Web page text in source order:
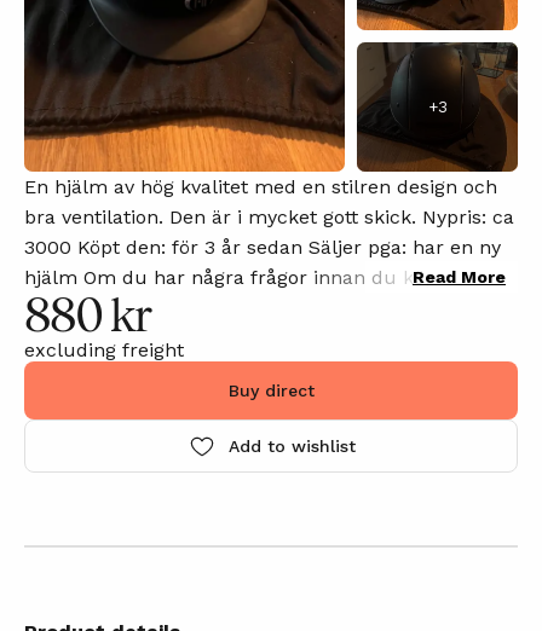
+3
En hjälm av hög kvalitet med en stilren design och
bra ventilation. Den är i mycket gott skick. Nypris: ca
3000 Köpt den: för 3 år sedan Säljer pga: har en ny
hjälm Om du har några frågor innan du köper eller
vill att jag laddar upp fler bilder, kommentera gärna
annonsen så svarar jag på din kommentar så snart
som möjligt.
Read More
880 kr
excluding freight
Buy direct
Add to wishlist